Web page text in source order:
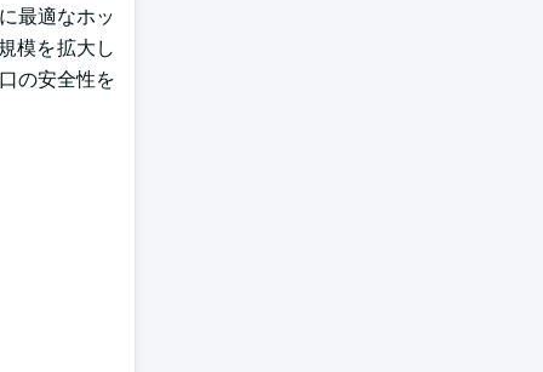
最適なホッ
模を拡大し
の安全性を